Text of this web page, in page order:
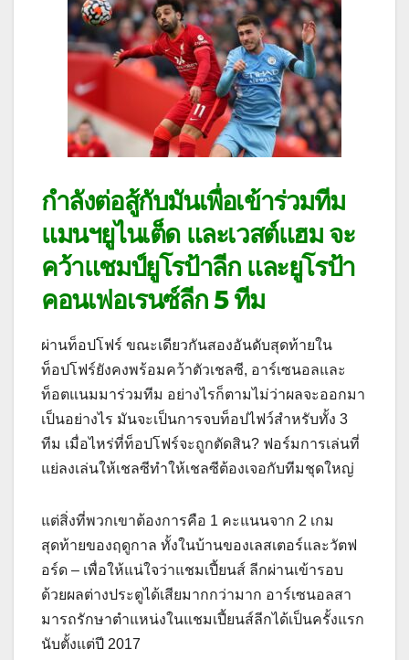
กําลังต่อสู้กับมันเพื่อเข้าร่วมทีม
แมนฯยูไนเต็ด และเวสต์แฮม จะ
คว้าแชมป์ยูโรป้าลีก และยูโรป้า
คอนเฟอเรนซ์ลีก 5 ทีม
ผ่านท็อปโฟร์ ขณะเดียวกันสองอันดับสุดท้ายใน
ท็อปโฟร์ยังคงพร้อมคว้าตัวเชลซี, อาร์เซนอลและ
ท็อตแนมมาร่วมทีม อย่างไรก็ตามไม่ว่าผลจะออกมา
เป็นอย่างไร มันจะเป็นการจบท็อปไฟว์สําหรับทั้ง 3
ทีม เมื่อไหร่ที่ท็อปโฟร์จะถูกตัดสิน? ฟอร์มการเล่นที่
แย่ลงเล่นให้เชลซีทําให้เชลซีต้องเจอกับทีมชุดใหญ่
แต่สิ่งที่พวกเขาต้องการคือ 1 คะแนนจาก 2 เกม
สุดท้ายของฤดูกาล ทั้งในบ้านของเลสเตอร์และวัตฟ
อร์ด – เพื่อให้แน่ใจว่าแชมเปี้ยนส์ ลีกผ่านเข้ารอบ
ด้วยผลต่างประตูได้เสียมากกว่ามาก อาร์เซนอลสา
มารถรักษาตําแหน่งในแชมเปี้ยนส์ลีกได้เป็นครั้งแรก
นับตั้งแต่ปี 2017